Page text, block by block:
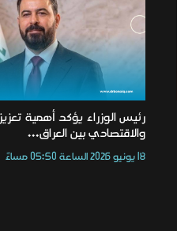
رئيس الوزراء يؤكد أهمية
والاقتصادي بين العراق...
18 يونيو 2026 الساعة 05:50 مساءً